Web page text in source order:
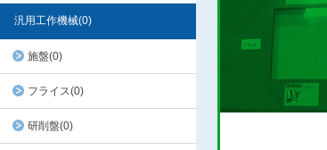
汎用工作機械(0)
施盤(0)
フライス(0)
研削盤(0)